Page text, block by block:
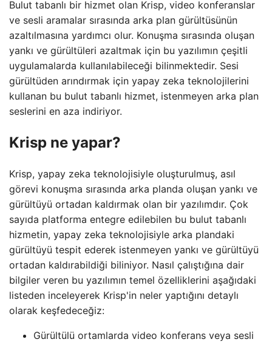
Bulut tabanlı bir hizmet olan Krisp, video konferanslar
ve sesli aramalar sırasında arka plan gürültüsünün
azaltılmasına yardımcı olur. Konuşma sırasında oluşan
yankı ve gürültüleri azaltmak için bu yazılımın çeşitli
uygulamalarda kullanılabileceği bilinmektedir. Sesi
gürültüden arındırmak için yapay zeka teknolojilerini
kullanan bu bulut tabanlı hizmet, istenmeyen arka plan
seslerini en aza indiriyor.
Krisp ne yapar?
Krisp, yapay zeka teknolojisiyle oluşturulmuş, asıl
görevi konuşma sırasında arka planda oluşan yankı ve
gürültüyü ortadan kaldırmak olan bir yazılımdır. Çok
sayıda platforma entegre edilebilen bu bulut tabanlı
hizmetin, yapay zeka teknolojisiyle arka plandaki
gürültüyü tespit ederek istenmeyen yankı ve gürültüyü
ortadan kaldırabildiği biliniyor. Nasıl çalıştığına dair
bilgiler veren bu yazılımın temel özelliklerini aşağıdaki
listeden inceleyerek Krisp'in neler yaptığını detaylı
olarak keşfedeceğiz:
Gürültülü ortamlarda video konferans veya sesli